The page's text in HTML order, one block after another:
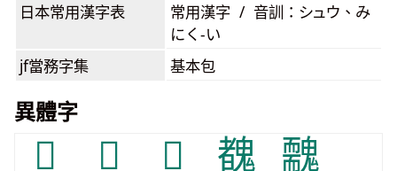
日本常用漢字表
常用漢字 / 音訓：シュウ、み
にく-い
jf當務字集 基本包
異體字
𥆞 𨢄 𩳺 䰩 䰭